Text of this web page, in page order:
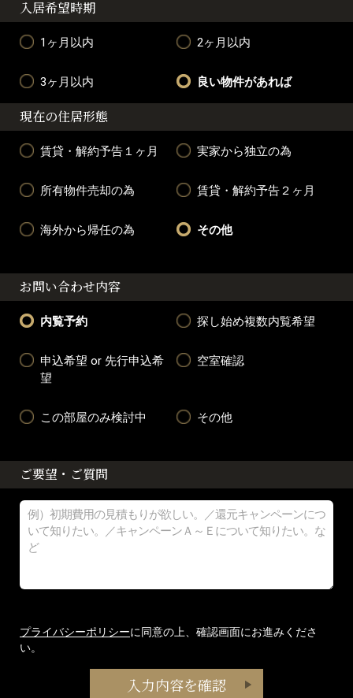
入居希望時期
1ヶ月以内 2ヶ月以内
3ヶ月以内 良い物件があれば
現在の住居形態
賃貸・解約予告１ヶ月 実家から独立の為
所有物件売却の為 賃貸・解約予告２ヶ月
海外から帰任の為 その他
お問い合わせ内容
内覧予約 探し始め複数内覧希望
申込希望 or 先行申込希
望
空室確認
この部屋のみ検討中 その他
ご要望・ご質問
プライバシーポリシーに同意の上、確認画面にお進みくださ
い。